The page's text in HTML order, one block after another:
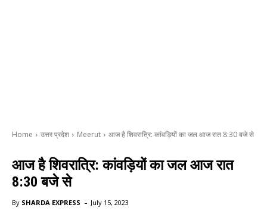
Home उत्तर प्रदेश Meerut आज है शिवरात्रि: कांवड़ियों का जल आज रात 8:30 बजे से
आज है शिवरात्रि: कांवड़ियों का जल आज रात
8:30 बजे से
By SHARDA EXPRESS - July 15, 2023